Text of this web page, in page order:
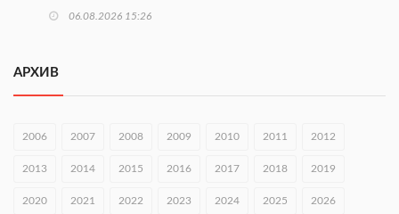
06.08.2026 15:26
набережной прошел необычный забег
06.08.2026 15:25
Они закрыли наш гештальт
АРХИВ
2006 2007 2008 2009 2010 2011 2012
2013 2014 2015 2016 2017 2018 2019
2020 2021 2022 2023 2024 2025 2026